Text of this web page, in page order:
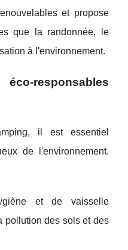
et propose
que la randonnée, le
à l'environnement.
responsables
il est essentiel
de l'environnement.
et de vaisselle
pollution des sols et des